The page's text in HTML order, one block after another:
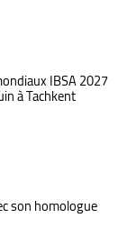
IBSA 2027
à Tachkent
son homologue